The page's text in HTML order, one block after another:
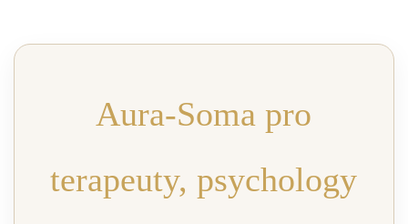
Aura-Soma pro
terapeuty, psychology